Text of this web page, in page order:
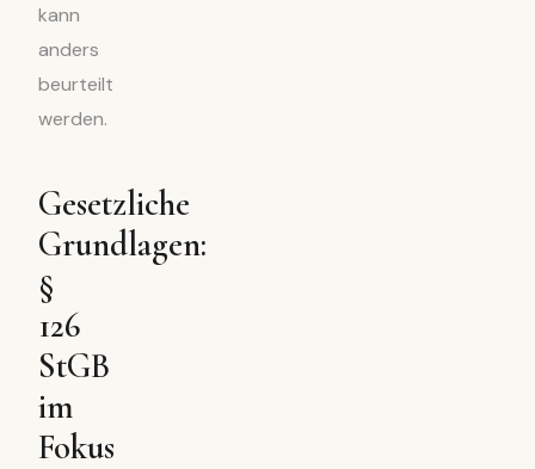
kann
anders
beurteilt
werden.
Gesetzliche
Grundlagen:
§
126
StGB
im
Fokus